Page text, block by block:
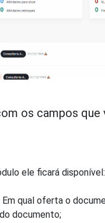
os campos
ele ficará
Em qual oferta o
documento;